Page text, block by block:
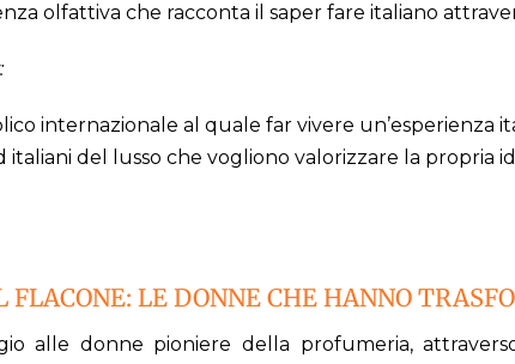
olfattiva che racconta il saper fare italiano
internazionale al quale far vivere un’esperienza
italiani del lusso che vogliono valorizzare la propria
FLACONE: LE DONNE CHE HANNO
alle donne pioniere della profumeria,